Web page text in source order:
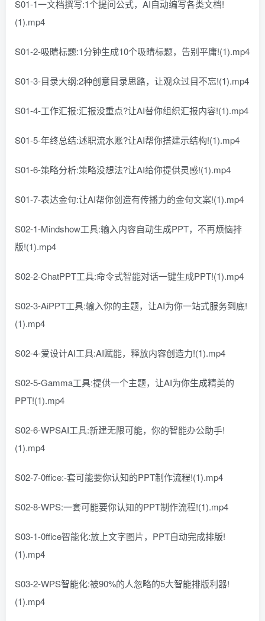
S01-1一文档撰写:1个提问公式，AI自动编写各类文档!
(1).mp4
S01-2-吸睛标题:1分钟生成10个吸睛标题，告别平庸!(1).mp4
S01-3-目录大纲:2种创意目录思路，让观众过目不忘!(1).mp4
S01-4-工作汇报:汇报没重点?让AI替你组织汇报内容!(1).mp4
S01-5-年终总结:述职流水账?让AI帮你搭建示结构!(1).mp4
S01-6-策略分析:策略没想法?让AI给你提供灵感!(1).mp4
S01-7-表达金句:让AI帮你创造有传播力的金句文案!(1).mp4
S02-1-Mindshow工具:输入内容自动生成PPT，不再烦恼排
版!(1).mp4
S02-2-ChatPPT工具:命令式智能对话一键生成PPT!(1).mp4
S02-3-AiPPT工具:输入你的主题，让AI为你一站式服务到底!
(1).mp4
S02-4-爱设计AI工具:AI赋能，释放内容创造力!(1).mp4
S02-5-Gamma工具:提供一个主题，让AI为你生成精美的
PPT!(1).mp4
S02-6-WPSAI工具:新建无限可能，你的智能办公助手!
(1).mp4
S02-7-0ffice:-套可能要你认知的PPT制作流程!(1).mp4
S02-8-WPS:一套可能要你认知的PPT制作流程!(1).mp4
S03-1-0ffice智能化:放上文字图片，PPT自动完成排版!
(1).mp4
S03-2-WPS智能化:被90%的人忽略的5大智能排版利器!
(1).mp4